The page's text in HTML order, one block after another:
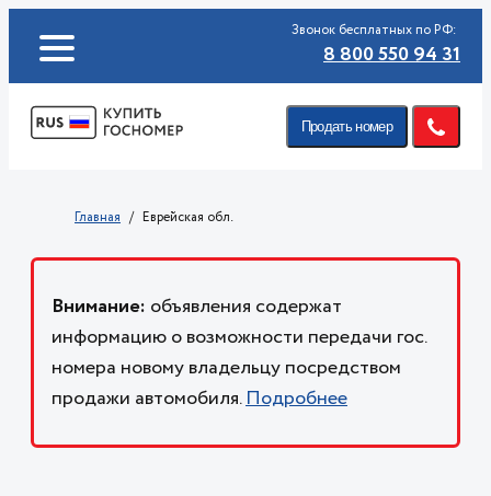
Звонок бесплатных по РФ:
8 800 550 94 31
Продать номер
Главная Еврейская обл.
Внимание: объявления содержат
информацию о возможности передачи гос.
номера новому владельцу посредством
продажи автомобиля.Подробнее